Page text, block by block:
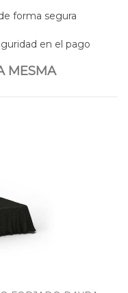
forma segura
en el pago
MESMA